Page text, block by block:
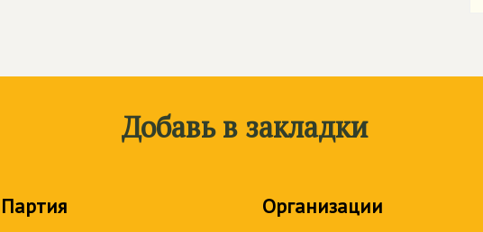
Добавь в закладки
Партия Организации